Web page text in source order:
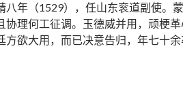
八年（1529），任山东衮道副使。
协理何工征调。玉德威并用，顽梗
方欲大用，而已决意告归，年七十余